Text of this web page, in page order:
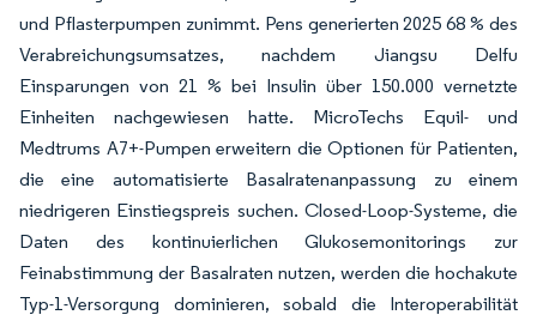
und Pflasterpumpen zunimmt. Pens generierten 2025 68 % des
Verabreichungsumsatzes, nachdem Jiangsu Delfu
Einsparungen von 21 % bei Insulin über 150.000 vernetzte
Einheiten nachgewiesen hatte. MicroTechs Equil- und
Medtrums A7+-Pumpen erweitern die Optionen für Patienten,
die eine automatisierte Basalratenanpassung zu einem
niedrigeren Einstiegspreis suchen. Closed-Loop-Systeme, die
Daten des kontinuierlichen Glukosemonitorings zur
Feinabstimmung der Basalraten nutzen, werden die hochakute
Typ-1-Versorgung dominieren, sobald die Interoperabilität